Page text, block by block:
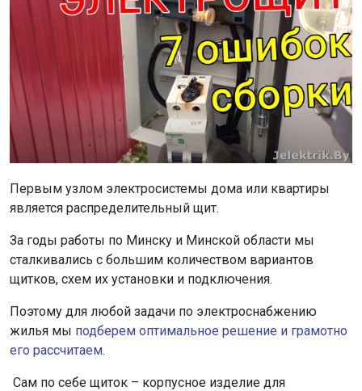
Первым узлом электросистемы дома или квартиры
является распределительный щит.
За годы работы по Минску и Минской области мы
сталкивались с большим количеством вариантов
щитков, схем их установки и подключения.
Поэтому для любой задачи по электроснабжению
жилья мы подберем оптимальное решение и грамотно
его рассчитаем.
Сам по себе щиток – корпусное изделие для